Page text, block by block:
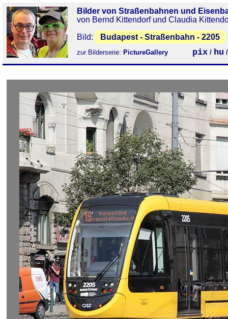
Bilder von Straßenbahnen und
von Bernd Kittendorf und Claudia
Bild:
Budapest - Straßenbahn - 2205
zur Bilderserie: PictureGallery pix / hu